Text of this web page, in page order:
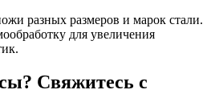
разных размеров и марок стали.
для увеличения
Свяжитесь с